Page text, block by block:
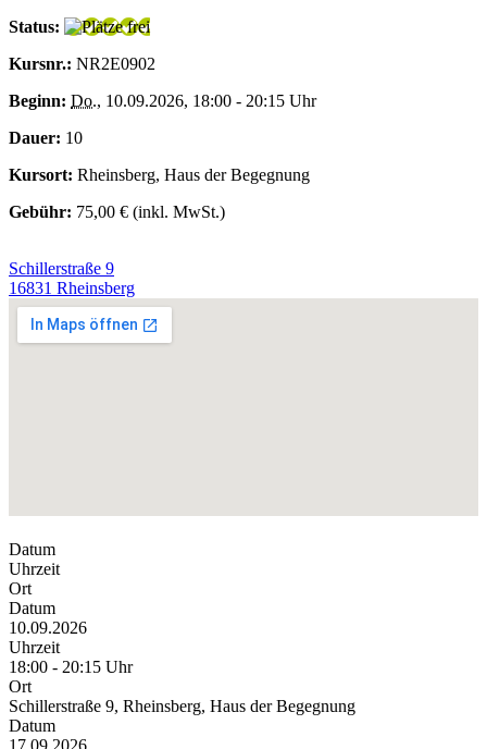
Status:
Kursnr.: NR2E0902
Beginn: Do., 10.09.2026, 18:00 - 20:15 Uhr
Dauer: 10
Kursort: Rheinsberg, Haus der Begegnung
Gebühr: 75,00 € (inkl. MwSt.)
Schillerstraße 9
16831 Rheinsberg
Datum
Uhrzeit
Ort
Datum
10.09.2026
Uhrzeit
18:00 - 20:15 Uhr
Ort
Schillerstraße 9, Rheinsberg, Haus der Begegnung
Datum
17.09.2026